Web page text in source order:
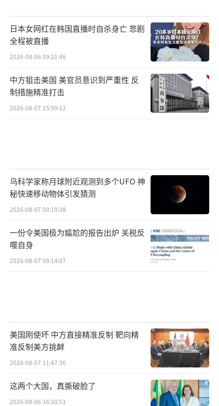
日本女网红在韩国直播时自杀身亡 悲剧
全程被直播
2026-08-06 09:21:46
中方狙击美国 美官员意识到严重性 反
制措施精准打击
2026-08-07 15:59:12
乌科学家称月球附近观测到多个UFO 神
秘快速移动物体引发猜测
2026-08-07 09:19:38
一份令美国极为尴尬的报告出炉 关税反
噬自身
2026-08-07 09:14:07
美国刚使坏 中方直接精准反制 靶向精
准反制美方挑衅
2026-08-07 11:47:30
这两个大国，真撕破脸了
2026-08-06 16:30:51